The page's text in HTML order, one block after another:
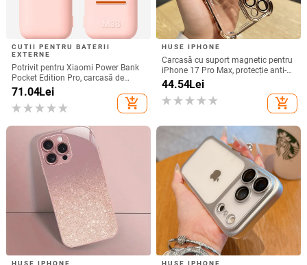
CUTII PENTRU BATERII
EXTERNE
Potrivit pentru Xiaomi Power Bank
Pocket Edition Pro, carcasă de
protecție din silicon 33W 10000mA,
antiderapantă pentru Power Bank
71.04Lei
add_shopping_cart
HUSE IPHONE
Carcasă cu suport magnetic pentru
iPhone 17 Pro Max, protecție anti-
cadere la cele patru colțuri, finisaj
electroplacat din acrilic
44.54Lei
add_shopping_cart
HUSE IPHONE HUSE IPHONE